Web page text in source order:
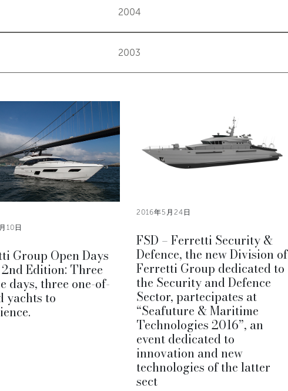
2004
2003
10日
Group Open Days
Edition: Three
days, three one-of-
yachts to
2016年5月24日
FSD – Ferretti Security &
Defence, the new Division of
Ferretti Group dedicated to
the Security and Defence
Sector, partecipates at
“Seafuture & Maritime
Technologies 2016”, an
event dedicated to
innovation and new
technologies of the latter
sect